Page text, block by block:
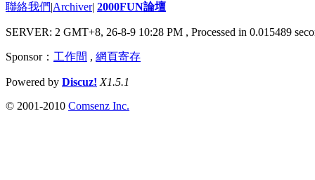
聯絡我們|Archiver| 2000FUN論壇
SERVER: 2 GMT+8, 26-8-9 10:28 PM , Processed in 0.015489
Sponsor： 工作間 , 網頁寄存
Powered by Discuz! X1.5.1
© 2001-2010 Comsenz Inc.